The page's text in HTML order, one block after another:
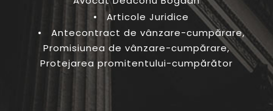
•
Articole Juridice
•
Antecontract de vânzare-cumpărare,
Promisiunea de vânzare-cumpărare,
Protejarea promitentului-cumpărător